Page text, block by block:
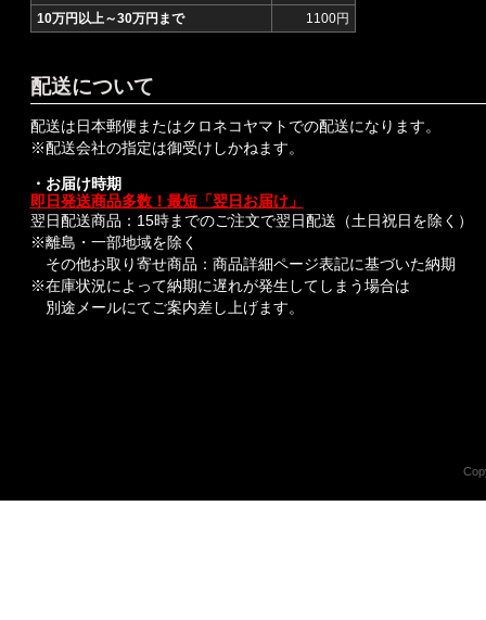
10万円以上～30万円まで
1100円
配送について
配送は日本郵便またはクロネコヤマトでの配送になります。
※配送会社の指定は御受けしかねます。
・お届け時期
即日発送商品多数！最短「翌日お届け」
翌日配送商品：15時までのご注文で翌日配送（土日祝日を除く）
※離島・一部地域を除く
その他お取り寄せ商品：商品詳細ページ表記に基づいた納期
※在庫状況によって納期に遅れが発生してしまう場合は
別途メールにてご案内差し上げます。